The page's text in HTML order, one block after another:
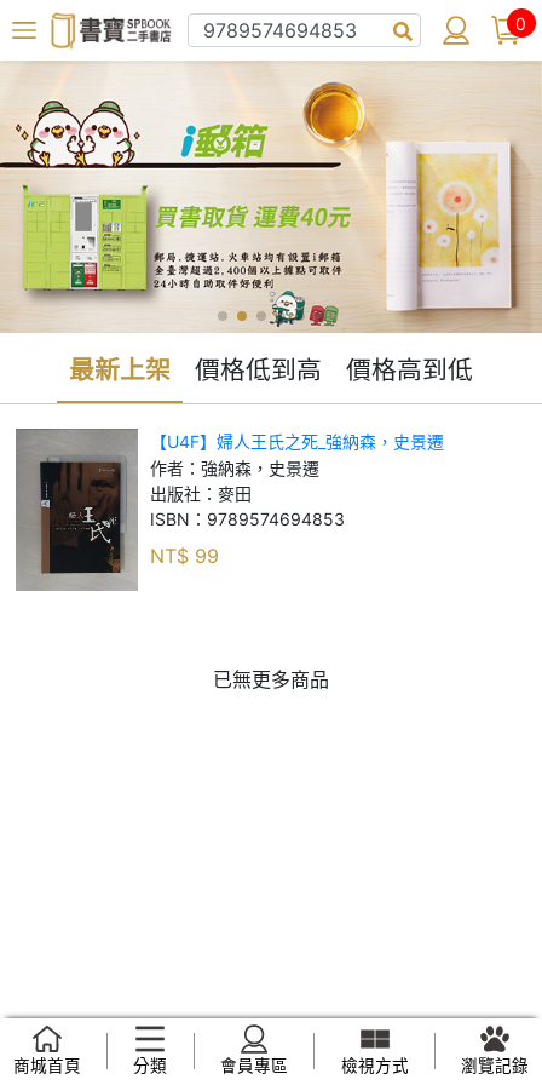
0
最新上架 價格低到高 價格高到低
【U4F】婦人王氏之死_強納森，史景遷
作者： 強納森，史景遷
出版社： 麥田
ISBN： 9789574694853
NT$ 99
已無更多商品
商城首頁 分類 會員專區 檢視方式 瀏覽記錄